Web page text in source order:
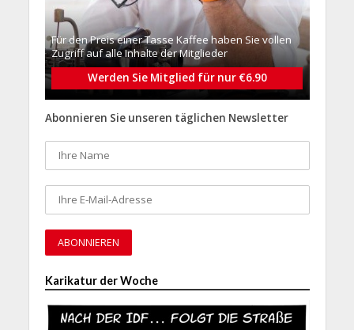
Für den Preis einer Tasse Kaffee haben Sie vollen
Zugriff auf alle Inhalte der Mitglieder
Werden Sie Mitglied für nur €6.90
Abonnieren Sie unseren täglichen Newsletter
Karikatur der Woche